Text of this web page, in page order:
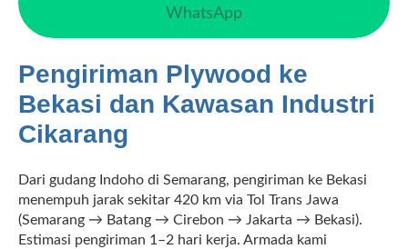
WhatsApp
Pengiriman Plywood ke
Bekasi dan Kawasan Industri
Cikarang
Dari gudang Indoho di Semarang, pengiriman ke Bekasi
menempuh jarak sekitar 420 km via Tol Trans Jawa
(Semarang → Batang → Cirebon → Jakarta → Bekasi).
Estimasi pengiriman 1–2 hari kerja. Armada kami